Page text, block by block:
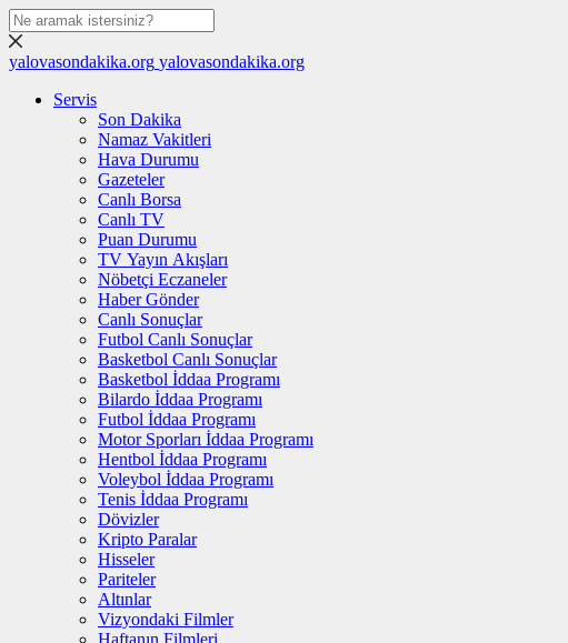
yalovasondakika.org yalovasondakika.org
Servis
Son Dakika
Namaz Vakitleri
Hava Durumu
Gazeteler
Canlı Borsa
Canlı TV
Puan Durumu
TV Yayın Akışları
Nöbetçi Eczaneler
Haber Gönder
Canlı Sonuçlar
Futbol Canlı Sonuçlar
Basketbol Canlı Sonuçlar
Basketbol İddaa Programı
Bilardo İddaa Programı
Futbol İddaa Programı
Motor Sporları İddaa Programı
Hentbol İddaa Programı
Voleybol İddaa Programı
Tenis İddaa Programı
Dövizler
Kripto Paralar
Hisseler
Pariteler
Altınlar
Vizyondaki Filmler
Haftanın Filmleri